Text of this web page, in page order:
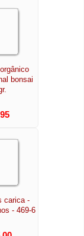
bonsai
carica -
- 469-6